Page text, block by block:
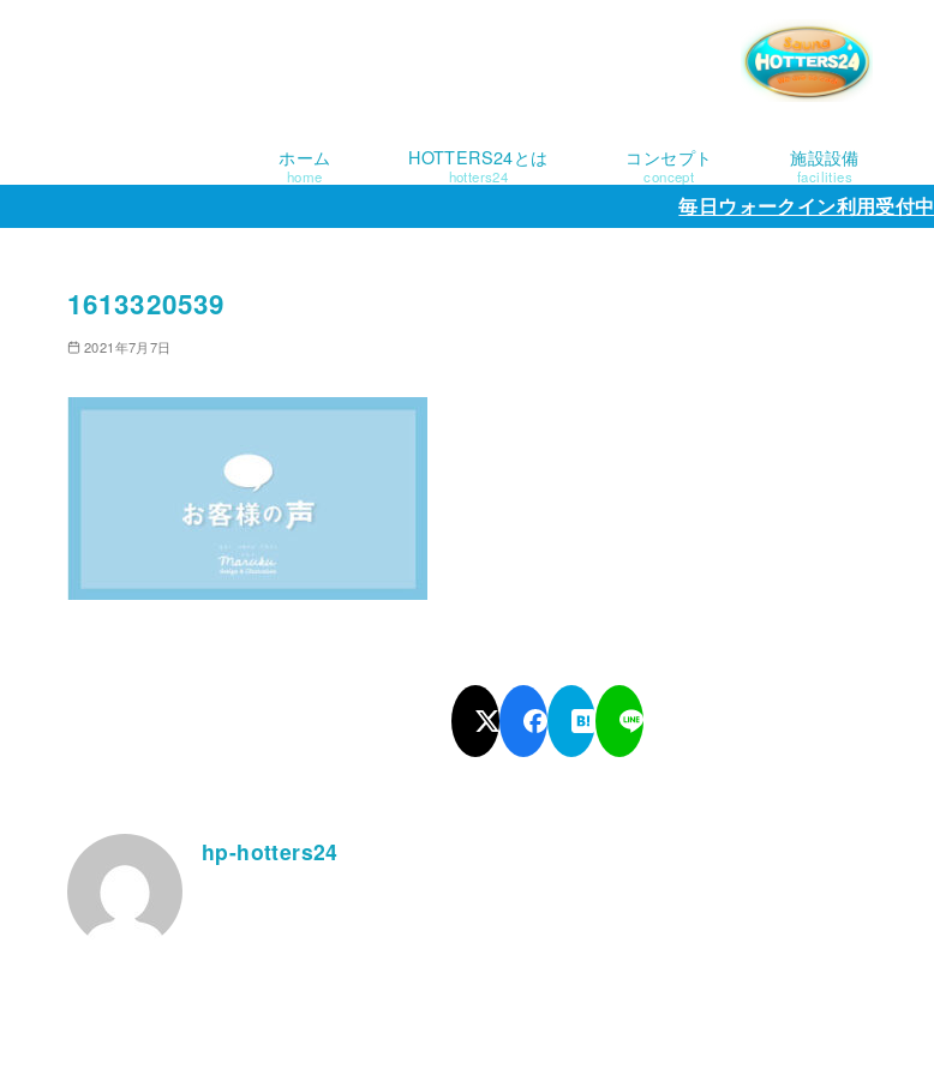
ン
ホーム
home
HOTTERS24とは
hotters24
コンセプト
concept
施設設備
facilities
毎日ウォークイン利用受付中
1613320539
2021年7月7日
hp-hotters24